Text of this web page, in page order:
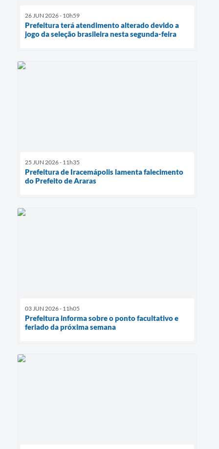
26 JUN 2026 - 10h59
Prefeitura terá atendimento alterado devido a
jogo da seleção brasileira nesta segunda-feira
25 JUN 2026 - 11h35
Prefeitura de Iracemápolis lamenta falecimento
do Prefeito de Araras
03 JUN 2026 - 11h05
Prefeitura informa sobre o ponto facultativo e
feriado da próxima semana